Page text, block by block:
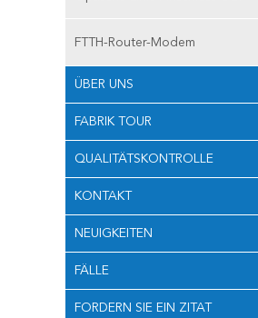
FTTH-Router-Modem
ÜBER UNS
FABRIK TOUR
QUALITÄTSKONTROLLE
KONTAKT
NEUIGKEITEN
FÄLLE
FORDERN SIE EIN ZITAT